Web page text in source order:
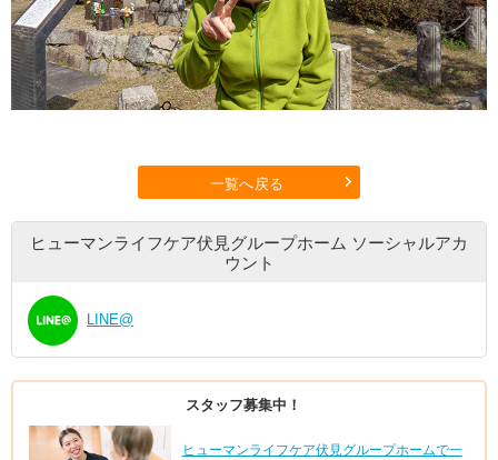
一覧へ戻る
ヒューマンライフケア伏見グループホーム ソーシャルアカ
ウント
LINE@
スタッフ募集中！
ヒューマンライフケア伏見グループホームで一